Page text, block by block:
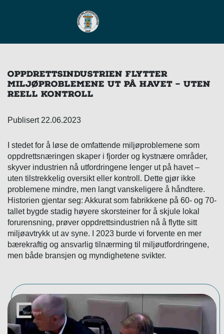
MAIN NAVIGATION
OPPDRETTSINDUSTRIEN FLYTTER
MILJØPROBLEMENE UT PÅ HAVET – UTEN
REELL KONTROLL
Publisert 22.06.2023
I stedet for å løse de omfattende miljøproblemene som
oppdrettsnæringen skaper i fjorder og kystnære områder,
skyver industrien nå utfordringene lenger ut på havet –
uten tilstrekkelig oversikt eller kontroll. Dette gjør ikke
problemene mindre, men langt vanskeligere å håndtere.
Historien gjentar seg: Akkurat som fabrikkene på 60- og 70-
tallet bygde stadig høyere skorsteiner for å skjule lokal
forurensning, prøver oppdrettsindustrien nå å flytte sitt
miljøavtrykk ut av syne. I 2023 burde vi forvente en mer
bærekraftig og ansvarlig tilnærming til miljøutfordringene,
men både bransjen og myndighetene svikter.